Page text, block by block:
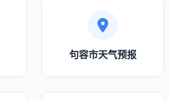
句容市天气预报